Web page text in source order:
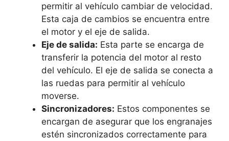
permitir al vehículo cambiar de velocidad.
Esta caja de cambios se encuentra entre
el motor y el eje de salida.
Eje de salida: Esta parte se encarga de
transferir la potencia del motor al resto
del vehículo. El eje de salida se conecta a
las ruedas para permitir al vehículo
moverse.
Sincronizadores: Estos componentes se
encargan de asegurar que los engranajes
estén sincronizados correctamente para